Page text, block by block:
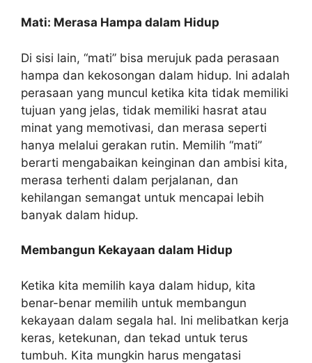
Mati: Merasa Hampa dalam Hidup
Di sisi lain, “mati” bisa merujuk pada perasaan
hampa dan kekosongan dalam hidup. Ini adalah
perasaan yang muncul ketika kita tidak memiliki
tujuan yang jelas, tidak memiliki hasrat atau
minat yang memotivasi, dan merasa seperti
hanya melalui gerakan rutin. Memilih “mati”
berarti mengabaikan keinginan dan ambisi kita,
merasa terhenti dalam perjalanan, dan
kehilangan semangat untuk mencapai lebih
banyak dalam hidup.
Membangun Kekayaan dalam Hidup
Ketika kita memilih kaya dalam hidup, kita
benar-benar memilih untuk membangun
kekayaan dalam segala hal. Ini melibatkan kerja
keras, ketekunan, dan tekad untuk terus
tumbuh. Kita mungkin harus mengatasi